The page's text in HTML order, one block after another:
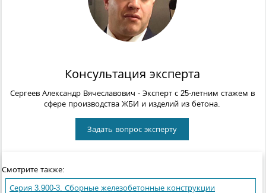
Консультация эксперта
Сергеев Александр Вячеславович - Эксперт с 25-летним стажем в
сфере производства ЖБИ и изделий из бетона.
Задать вопрос эксперту
Смотрите также:
Серия 3.900-3. Сборные железобетонные конструкции